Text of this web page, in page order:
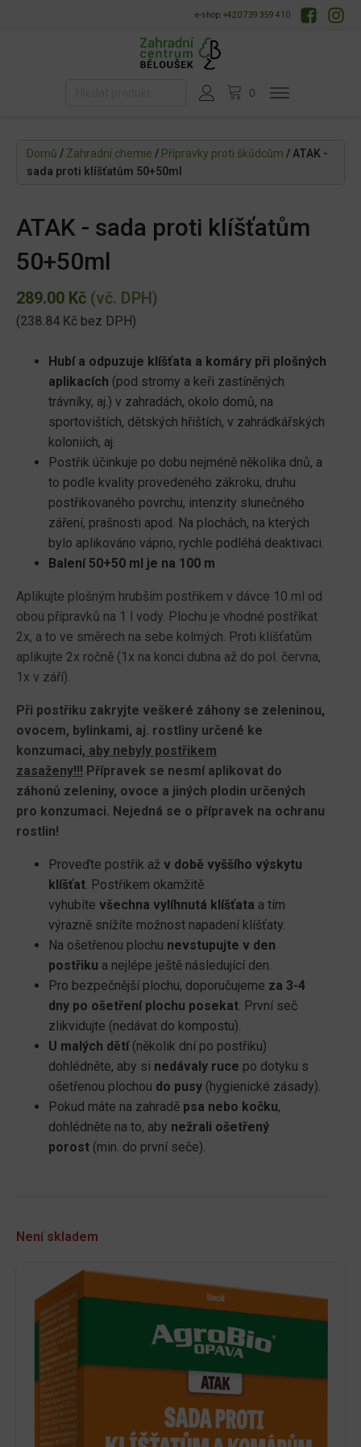
e-shop: +420 739 359 410
Domů / Zahradní chemie / Přípravky proti škůdcům / ATAK -
sada proti klíšťatům 50+50ml
ATAK - sada proti klíšťatům
50+50ml
289.00 Kč (vč. DPH)
(238.84 Kč bez DPH)
Hubí a odpuzuje klíšťata a komáry při plošných
aplikacích (pod stromy a keři zastíněných
trávníky, aj.) v zahradách, okolo domů, na
sportovištích, dětských hřištích, v zahrádkářských
koloniích, aj.
Postřik účinkuje po dobu nejméně několika dnů, a
to podle kvality provedeného zákroku, druhu
postřikovaného povrchu, intenzity slunečného
záření, prašnosti apod. Na plochách, na kterých
bylo aplikováno vápno, rychle podléhá deaktivaci.
Balení 50+50 ml je na 100 m
Aplikujte plošným hrubším postřikem v dávce 10 ml od
obou přípravků na 1 l vody. Plochu je vhodné postříkat
2x, a to ve směrech na sebe kolmých. Proti klíšťatům
aplikujte 2x ročně (1x na konci dubna až do pol. června,
1x v září).
Při postřiku zakryjte veškeré záhony se zeleninou,
ovocem, bylinkami, aj. rostliny určené ke
konzumaci, aby nebyly postřikem
zasaženy!!! Přípravek se nesmí aplikovat do
záhonů zeleniny, ovoce a jiných plodin určených
pro konzumaci. Nejedná se o přípravek na ochranu
rostlin!
Proveďte postřik až v době vyššího výskytu
klíšťat. Postřikem okamžitě
vyhubíte všechna vylíhnutá klíšťata a tím
výrazně snížíte možnost napadení klíšťaty.
Na ošetřenou plochu nevstupujte v den
postřiku a nejlépe ještě následující den.
Pro bezpečnější plochu, doporučujeme za 3-4
dny po ošetření plochu posekat. První seč
zlikvidujte (nedávat do kompostu).
U malých dětí(několik dní po postřiku)
dohlédněte, aby si nedávaly ruce po dotyku s
ošetřenou plochou do pusy (hygienické zásady).
Pokud máte na zahradě psa nebo kočku,
dohlédněte na to, aby nežrali ošetřený
porost (min. do první seče).
Není skladem